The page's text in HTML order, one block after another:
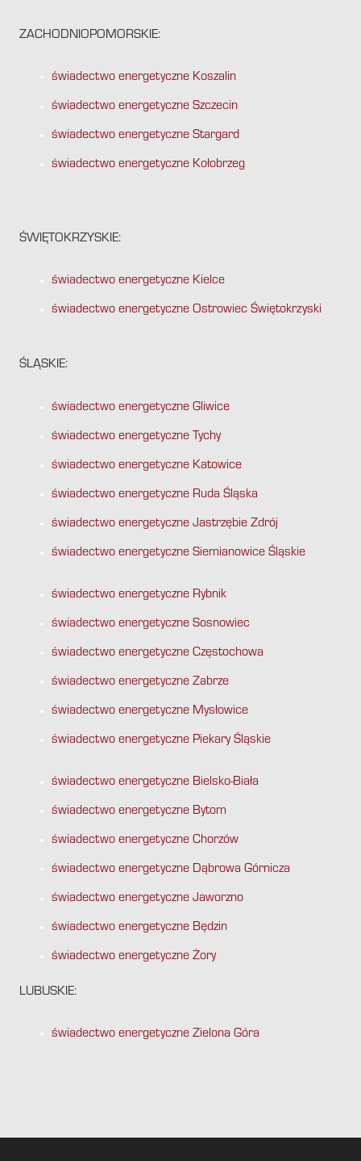
ZACHODNIOPOMORSKIE:
świadectwo energetyczne Koszalin
świadectwo energetyczne Szczecin
świadectwo energetyczne Stargard
świadectwo energetyczne Kołobrzeg
ŚWIĘTOKRZYSKIE:
świadectwo energetyczne Kielce
świadectwo energetyczne Ostrowiec Świętokrzyski
ŚLĄSKIE:
świadectwo energetyczne Gliwice
świadectwo energetyczne Tychy
świadectwo energetyczne Katowice
świadectwo energetyczne Ruda Śląska
świadectwo energetyczne Jastrzębie Zdrój
świadectwo energetyczne Siemianowice Śląskie
świadectwo energetyczne Rybnik
świadectwo energetyczne Sosnowiec
świadectwo energetyczne Częstochowa
świadectwo energetyczne Zabrze
świadectwo energetyczne Mysłowice
świadectwo energetyczne Piekary Śląskie
świadectwo energetyczne Bielsko-Biała
świadectwo energetyczne Bytom
świadectwo energetyczne Chorzów
świadectwo energetyczne Dąbrowa Górnicza
świadectwo energetyczne Jaworzno
świadectwo energetyczne Będzin
świadectwo energetyczne Żory
LUBUSKIE:
świadectwo energetyczne Zielona Góra